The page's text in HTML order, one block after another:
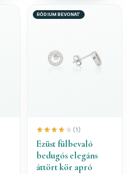
RÓDIUM BEVONAT
(1)
Ezüst fülbevaló
bedugós elegáns
áttört kör apró